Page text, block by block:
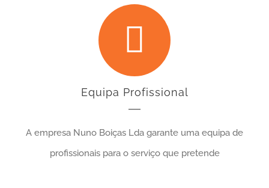
Equipa Profissional
A empresa Nuno Boiças Lda garante uma equipa de
profissionais para o serviço que pretende